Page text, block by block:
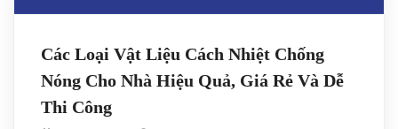
Các Loại Vật Liệu Cách Nhiệt Chống
Nóng Cho Nhà Hiệu Quả, Giá Rẻ Và Dễ
Thi Công